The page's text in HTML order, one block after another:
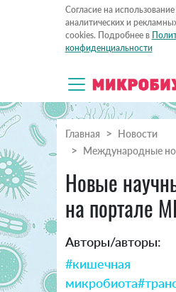
Согласие на использование
аналитических и
cookies. Подробнее в
конфиденциальности
Главная
Новости
Международные
Новые
на портале
Авторы/авторы:
#кишечная
микробиота